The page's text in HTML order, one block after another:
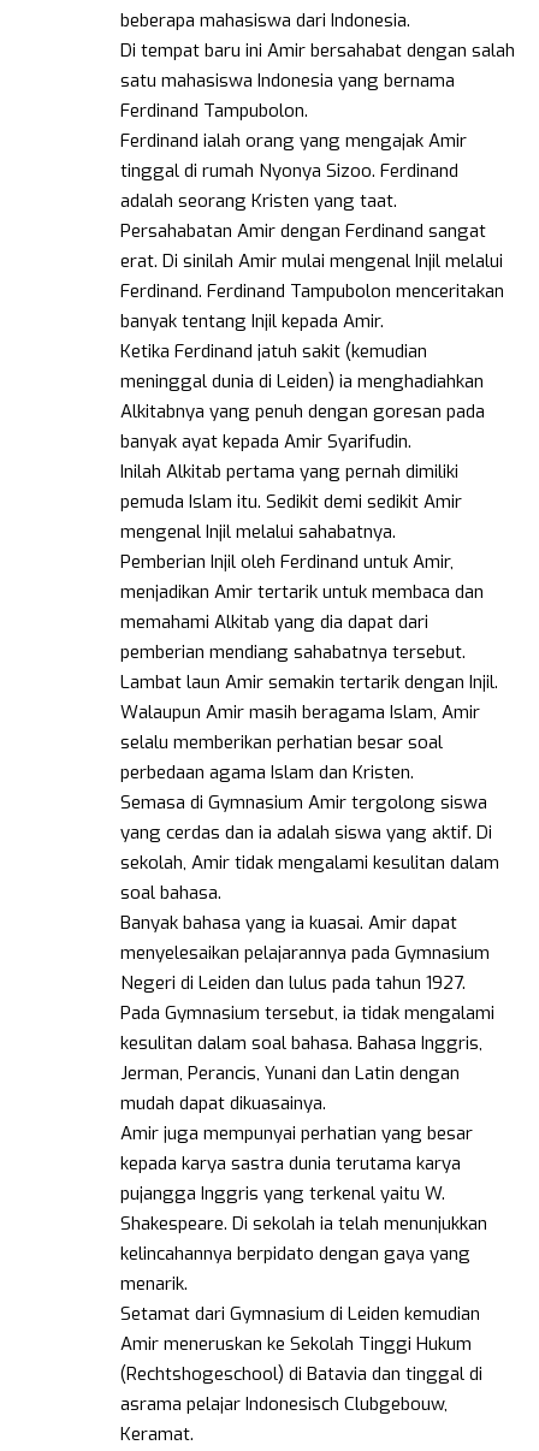
beberapa mahasiswa dari Indonesia.
Di tempat baru ini Amir bersahabat dengan salah
satu mahasiswa Indonesia yang bernama
Ferdinand Tampubolon.
Ferdinand ialah orang yang mengajak Amir
tinggal di rumah Nyonya Sizoo. Ferdinand
adalah seorang Kristen yang taat.
Persahabatan Amir dengan Ferdinand sangat
erat. Di sinilah Amir mulai mengenal Injil melalui
Ferdinand. Ferdinand Tampubolon menceritakan
banyak tentang Injil kepada Amir.
Ketika Ferdinand jatuh sakit (kemudian
meninggal dunia di Leiden) ia menghadiahkan
Alkitabnya yang penuh dengan goresan pada
banyak ayat kepada Amir Syarifudin.
Inilah Alkitab pertama yang pernah dimiliki
pemuda Islam itu. Sedikit demi sedikit Amir
mengenal Injil melalui sahabatnya.
Pemberian Injil oleh Ferdinand untuk Amir,
menjadikan Amir tertarik untuk membaca dan
memahami Alkitab yang dia dapat dari
pemberian mendiang sahabatnya tersebut.
Lambat laun Amir semakin tertarik dengan Injil.
Walaupun Amir masih beragama Islam, Amir
selalu memberikan perhatian besar soal
perbedaan agama Islam dan Kristen.
Semasa di Gymnasium Amir tergolong siswa
yang cerdas dan ia adalah siswa yang aktif. Di
sekolah, Amir tidak mengalami kesulitan dalam
soal bahasa.
Banyak bahasa yang ia kuasai. Amir dapat
menyelesaikan pelajarannya pada Gymnasium
Negeri di Leiden dan lulus pada tahun 1927.
Pada Gymnasium tersebut, ia tidak mengalami
kesulitan dalam soal bahasa. Bahasa Inggris,
Jerman, Perancis, Yunani dan Latin dengan
mudah dapat dikuasainya.
Amir juga mempunyai perhatian yang besar
kepada karya sastra dunia terutama karya
pujangga Inggris yang terkenal yaitu W.
Shakespeare. Di sekolah ia telah menunjukkan
kelincahannya berpidato dengan gaya yang
menarik.
Setamat dari Gymnasium di Leiden kemudian
Amir meneruskan ke Sekolah Tinggi Hukum
(Rechtshogeschool) di Batavia dan tinggal di
asrama pelajar Indonesisch Clubgebouw,
Keramat.